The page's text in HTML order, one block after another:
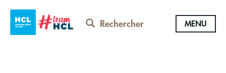
contenu
Rechercher MENU